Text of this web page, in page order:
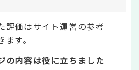
評価はサイト運営の参考
す。
の内容は役に立ちました